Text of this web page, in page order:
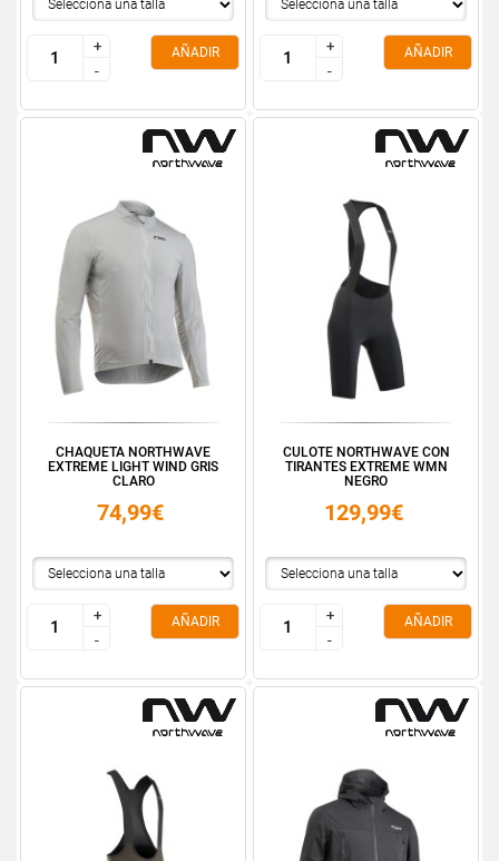
+
-
+
-
AÑADIR
+
-
+
-
AÑADIR
CHAQUETA NORTHWAVE
EXTREME LIGHT WIND GRIS
CLARO
74,99€
+
-
+
-
AÑADIR
CULOTE NORTHWAVE CON
TIRANTES EXTREME WMN
NEGRO
129,99€
+
-
+
-
AÑADIR